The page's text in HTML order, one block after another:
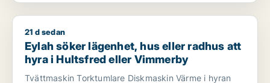
Eylah söker lägenhet, hus eller radhus att hyra i Hultsfred
21 d sedan
Eylah söker lägenhet, hus eller radhus att
hyra i Hultsfred eller Vimmerby
Tvättmaskin Torktumlare Diskmaskin Värme i hyran